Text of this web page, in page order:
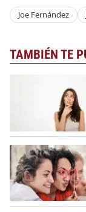
Joe Fernández
TAMBIÉN TE